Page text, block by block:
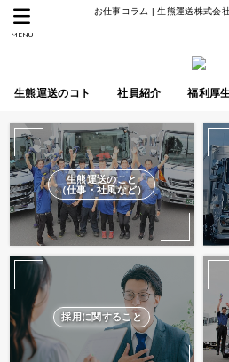
お仕事コラム | 生熊運送株式会
生熊運送のコト 社員紹介 福利厚
MENU
生熊運送のこと
（仕事・社風など）
採用に関すること